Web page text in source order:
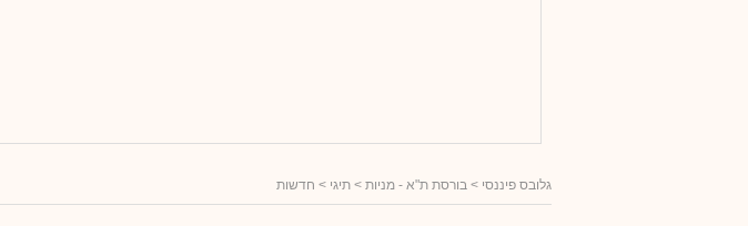
גלובס פיננסי > בורסת ת"א - מניות > תיגי > חדשות